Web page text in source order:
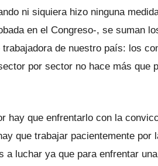
ni siquiera hizo ninguna
en el Congreso-, se suman
de nuestro país: los
por sector no hace más que
hay que enfrentarlo con la
que trabajar pacientemente por
luchar ya que para enfrentar